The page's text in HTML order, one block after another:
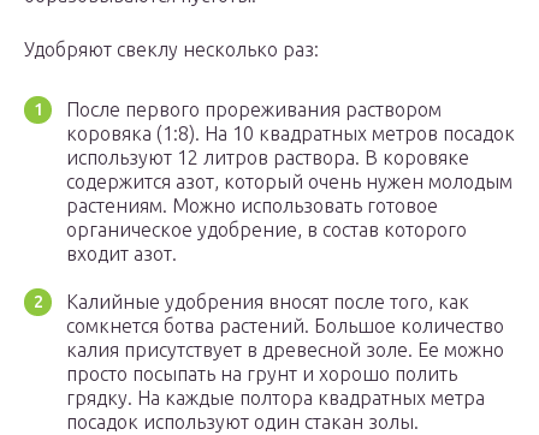
Удобряют свеклу несколько раз:
После первого прореживания раствором
коровяка (1:8). На 10 квадратных метров посадок
используют 12 литров раствора. В коровяке
содержится азот, который очень нужен молодым
растениям. Можно использовать готовое
органическое удобрение, в состав которого
входит азот.
Калийные удобрения вносят после того, как
сомкнется ботва растений. Большое количество
калия присутствует в древесной золе. Ее можно
просто посыпать на грунт и хорошо полить
грядку. На каждые полтора квадратных метра
посадок используют один стакан золы.